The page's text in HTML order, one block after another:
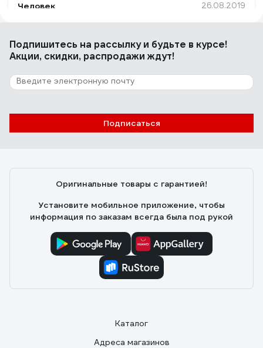
Человек 26.08.2019
Яркий качество на лицо
38 отзывов
Отзыв о фонаре Camelion LED5135 черный,
LED XPE, ZOOM, 3 реж 1XLR6 в компл.,
Подпишитесь на рассылкуи будьте в курсе!
Акции, скидки, распродажи ждут!
Подписаться
Оригинальные товары с гарантией!
Установите мобильное приложение, чтобы
информация по заказам всегда была под рукой
Каталог
Адреса магазинов